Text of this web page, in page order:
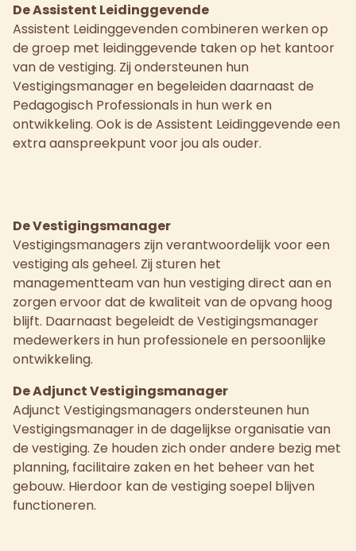
De Assistent Leidinggevende
Assistent Leidinggevenden combineren werken op
de groep met leidinggevende taken op het kantoor
van de vestiging. Zij ondersteunen hun
Vestigingsmanager en begeleiden daarnaast de
Pedagogisch Professionals in hun werk en
ontwikkeling. Ook is de Assistent Leidinggevende een
extra aanspreekpunt voor jou als ouder.
De Vestigingsmanager
Vestigingsmanagers zijn verantwoordelijk voor een
vestiging als geheel. Zij sturen het
managementteam van hun vestiging direct aan en
zorgen ervoor dat de kwaliteit van de opvang hoog
blijft. Daarnaast begeleidt de Vestigingsmanager
medewerkers in hun professionele en persoonlijke
ontwikkeling.
De Adjunct Vestigingsmanager
Adjunct Vestigingsmanagers ondersteunen hun
Vestigingsmanager in de dagelijkse organisatie van
de vestiging. Ze houden zich onder andere bezig met
planning, facilitaire zaken en het beheer van het
gebouw. Hierdoor kan de vestiging soepel blijven
functioneren.